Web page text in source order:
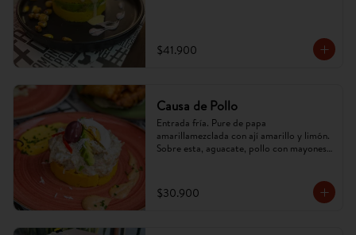
$41.900
Causa de Pollo
Entrada fría. Pure de papa
amarillamezclada con ají amarillo y limón.
Sobre esta, aguacate, pollo con mayonesa
$30.900